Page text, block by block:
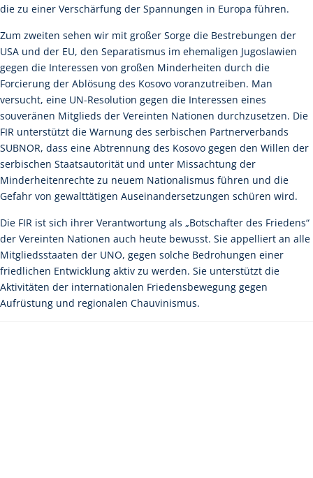
die zu einer Verschärfung der Spannungen in Europa führen.
Zum zweiten sehen wir mit großer Sorge die Bestrebungen der
USA und der EU, den Separatismus im ehemaligen Jugoslawien
gegen die Interessen von großen Minderheiten durch die
Forcierung der Ablösung des Kosovo voranzutreiben. Man
versucht, eine UN-Resolution gegen die Interessen eines
souveränen Mitglieds der Vereinten Nationen durchzusetzen. Die
FIR unterstützt die Warnung des serbischen Partnerverbands
SUBNOR, dass eine Abtrennung des Kosovo gegen den Willen der
serbischen Staatsautorität und unter Missachtung der
Minderheitenrechte zu neuem Nationalismus führen und die
Gefahr von gewalttätigen Auseinandersetzungen schüren wird.
Die FIR ist sich ihrer Verantwortung als „Botschafter des Friedens“
der Vereinten Nationen auch heute bewusst. Sie appelliert an alle
Mitgliedsstaaten der UNO, gegen solche Bedrohungen einer
friedlichen Entwicklung aktiv zu werden. Sie unterstützt die
Aktivitäten der internationalen Friedensbewegung gegen
Aufrüstung und regionalen Chauvinismus.